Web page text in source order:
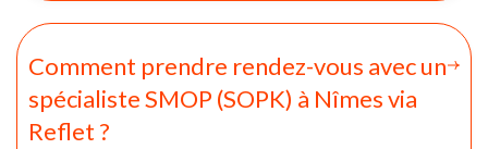
Comment prendre rendez-vous avec un
spécialiste SMOP (SOPK) à Nîmes via
Reflet ?